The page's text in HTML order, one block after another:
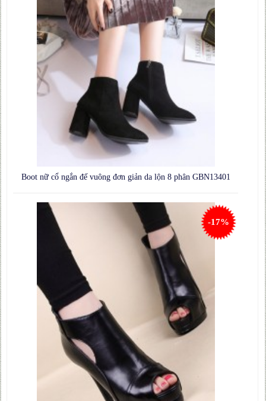
Boot nữ cổ ngắn đế vuông đơn giản da lộn 8 phân GBN13401
-17%